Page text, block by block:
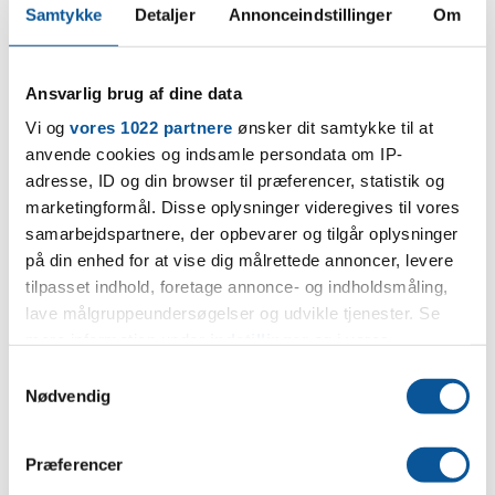
Samtykke Detaljer Annonceindstillinger Om
Ansvarlig brug af dine data
Vi og vores 1022 partnere ønsker dit samtykke til at
anvende cookies og indsamle persondata om IP-
adresse, ID og din browser til præferencer, statistik og
marketingformål. Disse oplysninger videregives til vores
samarbejdspartnere, der opbevarer og tilgår oplysninger
på din enhed for at vise dig målrettede annoncer, levere
tilpasset indhold, foretage annonce- og indholdsmåling,
lave målgruppeundersøgelser og udvikle tjenester. Se
tilbage eller ændre indstillinger fra vores
"Cookiedeklaration", eller ved at trykke på "Privacy
Nødvendig
Præferencer
installation.
får en løsning, der er i tråd med de nyeste standarder og
Kontakt Søberg VVS i
Skanderborg for et uforpligtende
tilbud
Har du brug for en pålidelig og professionel VVS-installatør i
Skanderborg? Kontakt os i dag på telefon eller e-mail for et
uforpligtende tilbud på din VVS-opgave. Vi glæder os til at hjælpe
dig med at realisere dine VVS-projekter og sikre dig en
virksomhed.